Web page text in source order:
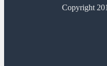
Copyright